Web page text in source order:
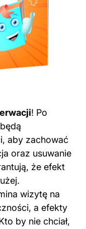
! Po
aby zachować
oraz usuwanie
że efekt
wizytę na
a efekty
by nie chciał,